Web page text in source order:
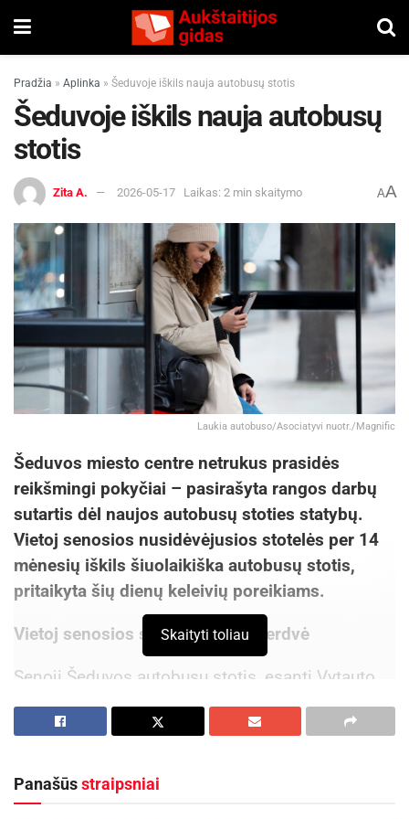
Pradžia » Aplinka » Šeduvoje iškils nauja autobusų stotis
Šeduvoje iškils nauja autobusų
stotis
Zita A. 2026-05-17 Laikas: 2 min skaitymo AA
Laukia autobuso/Asociatyvi nuotr./Magnific
Šeduvos miesto centre netrukus prasidės
reikšmingi pokyčiai – pasirašyta rangos darbų
sutartis dėl naujos autobusų stoties statybų.
Vietoj senosios nusidėvėjusios stotelės per 14
mėnesių iškils šiuolaikiška autobusų stotis,
pritaikyta šių dienų keleivių poreikiams.
Vietoj senosios stoties – patogi erdvė
Senoji Šeduvos autobusų stotis, esanti Vytauto
gatvėje, jau seniai bado akis vietos gyventojams
ir atvykstantiems svečiams. Dabartinė stotis,
jau greitai bus nugriauta, o vietoj jos išdygs
šiuolaikiškas stoties pastatas su moderniais
Skaityti toliau
Panašūsstraipsniai